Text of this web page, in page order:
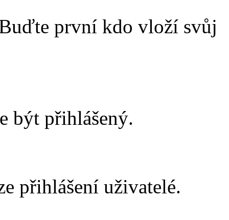
první kdo vloží svůj
být přihlášený.
přihlášení uživatelé.